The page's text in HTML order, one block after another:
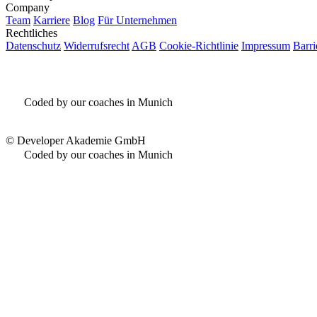
Company
Team Karriere Blog Für Unternehmen
Rechtliches
Datenschutz Widerrufsrecht AGB Cookie-Richtlinie Impressum
Coded by our coaches in Munich
© Developer Akademie GmbH
Coded by our coaches in Munich